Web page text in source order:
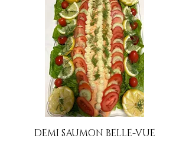
DEMI SAUMON BELLE-VUE